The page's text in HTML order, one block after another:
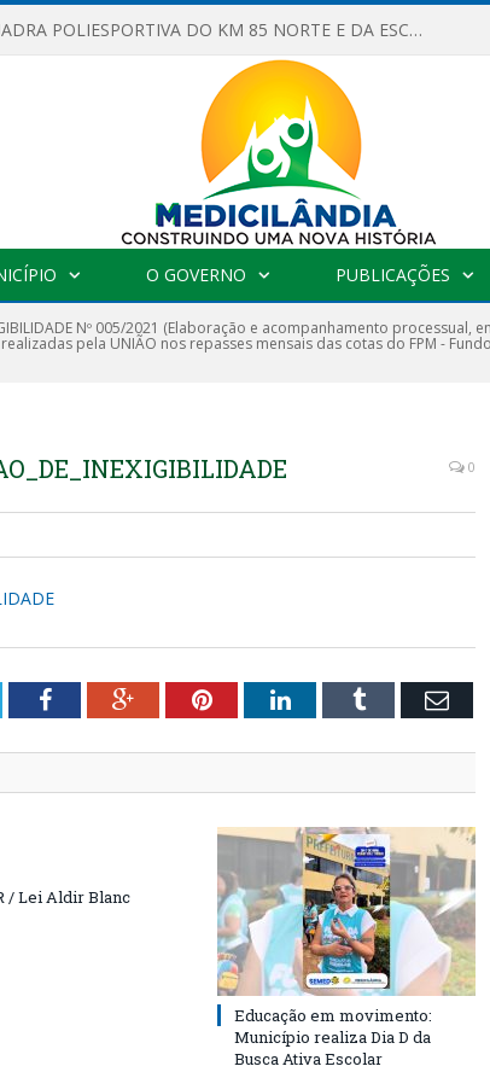
OBRAS DA QUADRA POLIESPORTIVA DO KM 85 NORTE E DA ESCOLA GASPAR VIANA AVANÇAM
O GOVERNO PUBLICAÇÕES
Nº 005/2021 (Elaboração e acompanhamento
pela UNIÃO nos repasses mensais das cotas do FPM -
0
FacebookGoogle+PinterestLinkedInTumblr
/ Lei Aldir Blanc
Educação em movimento:
Município realiza Dia D da
Busca Ativa Escolar